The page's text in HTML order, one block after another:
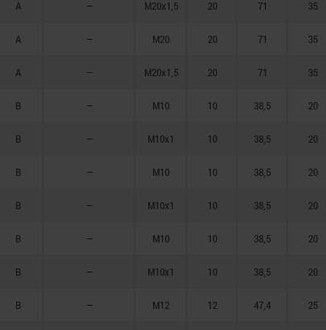
A — M20x1,5 20 71 35
A — M20 20 71 35
A — M20x1,5 20 71 35
B — M10 10 38,5 20
B — M10x1 10 38,5 20
B — M10 10 38,5 20
B — M10x1 10 38,5 20
B — M10 10 38,5 20
B — M10x1 10 38,5 20
B — M12 12 47,4 25